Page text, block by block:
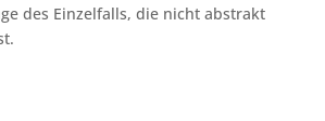
des Einzelfalls, die nicht abstrakt